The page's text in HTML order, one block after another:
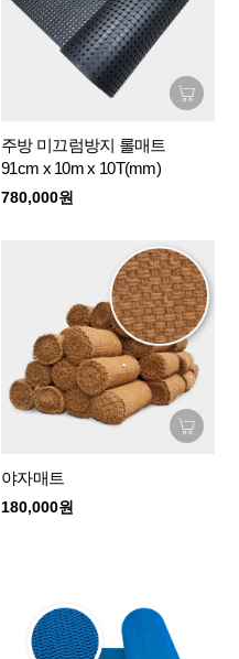
주방 미끄럼방지 롤매트
91cm x 10m x 10T(mm)
780,000원
야자매트
180,000원